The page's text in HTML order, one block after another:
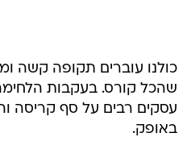
כולנו עוברים תקופה קשה
שהכל קורס. בעקבות
עסקים רבים על סף קריסה
באופק.